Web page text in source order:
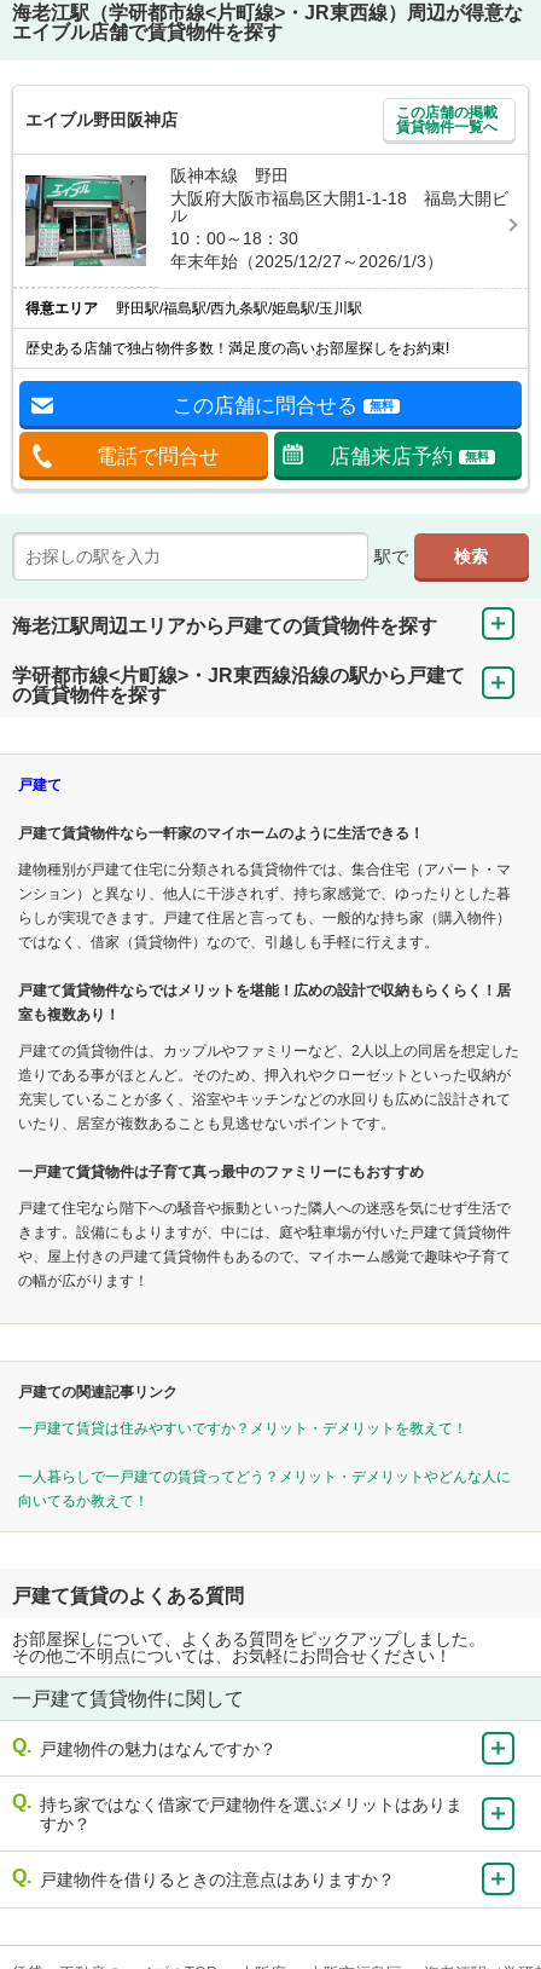
海老江駅（学研都市線<片町線>・JR東西線）
周辺が得意な
エイブル店舗で賃貸物件を探す
エイブル野田阪神店
この店舗の掲載
賃貸物件一覧へ
阪神本線 野田
大阪府大阪市福島区大開1-1-18 福島大開ビ
ル
10：00～18：30
年末年始（2025/12/27～2026/1/3）
得意エリア 野田駅/福島駅/西九条駅/姫島駅/玉川駅
歴史ある店舗で独占物件多数！満足度の高いお部屋探しをお約束!
この店舗に問合せる 無料
電話で問合せ 店舗来店予約 無料
駅で
海老江駅周辺エリアから戸建ての賃貸物件を探す
学研都市線<片町線>・JR東西線沿線の駅から戸建て
の賃貸物件を探す
戸建て
戸建て賃貸物件なら一軒家のマイホームのように生活できる！
建物種別が戸建て住宅に分類される賃貸物件では、集合住宅（アパート・マ
ンション）と異なり、他人に干渉されず、持ち家感覚で、ゆったりとした暮
らしが実現できます。戸建て住居と言っても、一般的な持ち家（購入物件）
ではなく、借家（賃貸物件）なので、引越しも手軽に行えます。
戸建て賃貸物件ならではメリットを堪能！広めの設計で収納もらくらく！居
室も複数あり！
戸建ての賃貸物件は、カップルやファミリーなど、2人以上の同居を想定した
造りである事がほとんど。そのため、押入れやクローゼットといった収納が
充実していることが多く、浴室やキッチンなどの水回りも広めに設計されて
いたり、居室が複数あることも見逃せないポイントです。
一戸建て賃貸物件は子育て真っ最中のファミリーにもおすすめ
戸建て住宅なら階下への騒音や振動といった隣人への迷惑を気にせず生活で
きます。設備にもよりますが、中には、庭や駐車場が付いた戸建て賃貸物件
や、屋上付きの戸建て賃貸物件もあるので、マイホーム感覚で趣味や子育て
の幅が広がります！
戸建ての関連記事リンク
一戸建て賃貸は住みやすいですか？メリット・デメリットを教えて！
一人暮らしで一戸建ての賃貸ってどう？メリット・デメリットやどんな人に
向いてるか教えて！
戸建て賃貸のよくある質問
お部屋探しについて、よくある質問をピックアップしました。
その他ご不明点については、お気軽にお問合せください！
一戸建て賃貸物件に関して
戸建物件の魅力はなんですか？
持ち家ではなく借家で戸建物件を選ぶメリットはありま
すか？
戸建物件を借りるときの注意点はありますか？